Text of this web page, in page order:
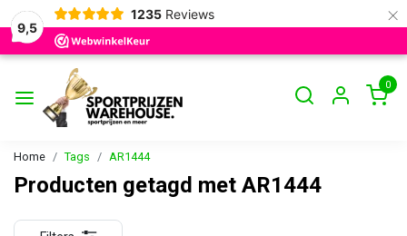
9,5
1235 Reviews ×
0
Home Tags AR1444
Producten getagd met AR1444